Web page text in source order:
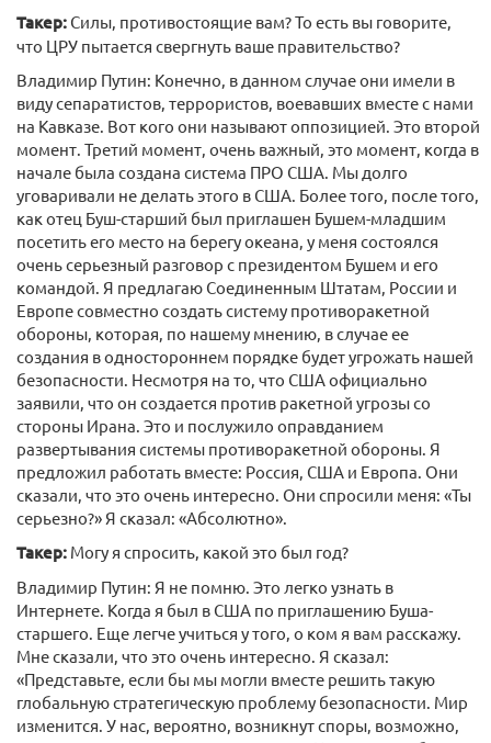
Такер: Силы, противостоящие вам? То есть вы говорите,
что ЦРУ пытается свергнуть ваше правительство?
Владимир Путин: Конечно, в данном случае они имели в
виду сепаратистов, террористов, воевавших вместе с нами
на Кавказе. Вот кого они называют оппозицией. Это второй
момент. Третий момент, очень важный, это момент, когда в
начале была создана система ПРО США. Мы долго
уговаривали не делать этого в США. Более того, после того,
как отец Буш-старший был приглашен Бушем-младшим
посетить его место на берегу океана, у меня состоялся
очень серьезный разговор с президентом Бушем и его
командой. Я предлагаю Соединенным Штатам, России и
Европе совместно создать систему противоракетной
обороны, которая, по нашему мнению, в случае ее
создания в одностороннем порядке будет угрожать нашей
безопасности. Несмотря на то, что США официально
заявили, что он создается против ракетной угрозы со
стороны Ирана. Это и послужило оправданием
развертывания системы противоракетной обороны. Я
предложил работать вместе: Россия, США и Европа. Они
сказали, что это очень интересно. Они спросили меня: «Ты
серьезно?» Я сказал: «Абсолютно».
Такер: Могу я спросить, какой это был год?
Владимир Путин: Я не помню. Это легко узнать в
Интернете. Когда я был в США по приглашению Буша-
старшего. Еще легче учиться у того, о ком я вам расскажу.
Мне сказали, что это очень интересно. Я сказал:
«Представьте, если бы мы могли вместе решить такую
глобальную стратегическую проблему безопасности. Мир
изменится. У нас, вероятно, возникнут споры, возможно,